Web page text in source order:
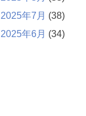
2025年7月 (38)
2025年6月 (34)